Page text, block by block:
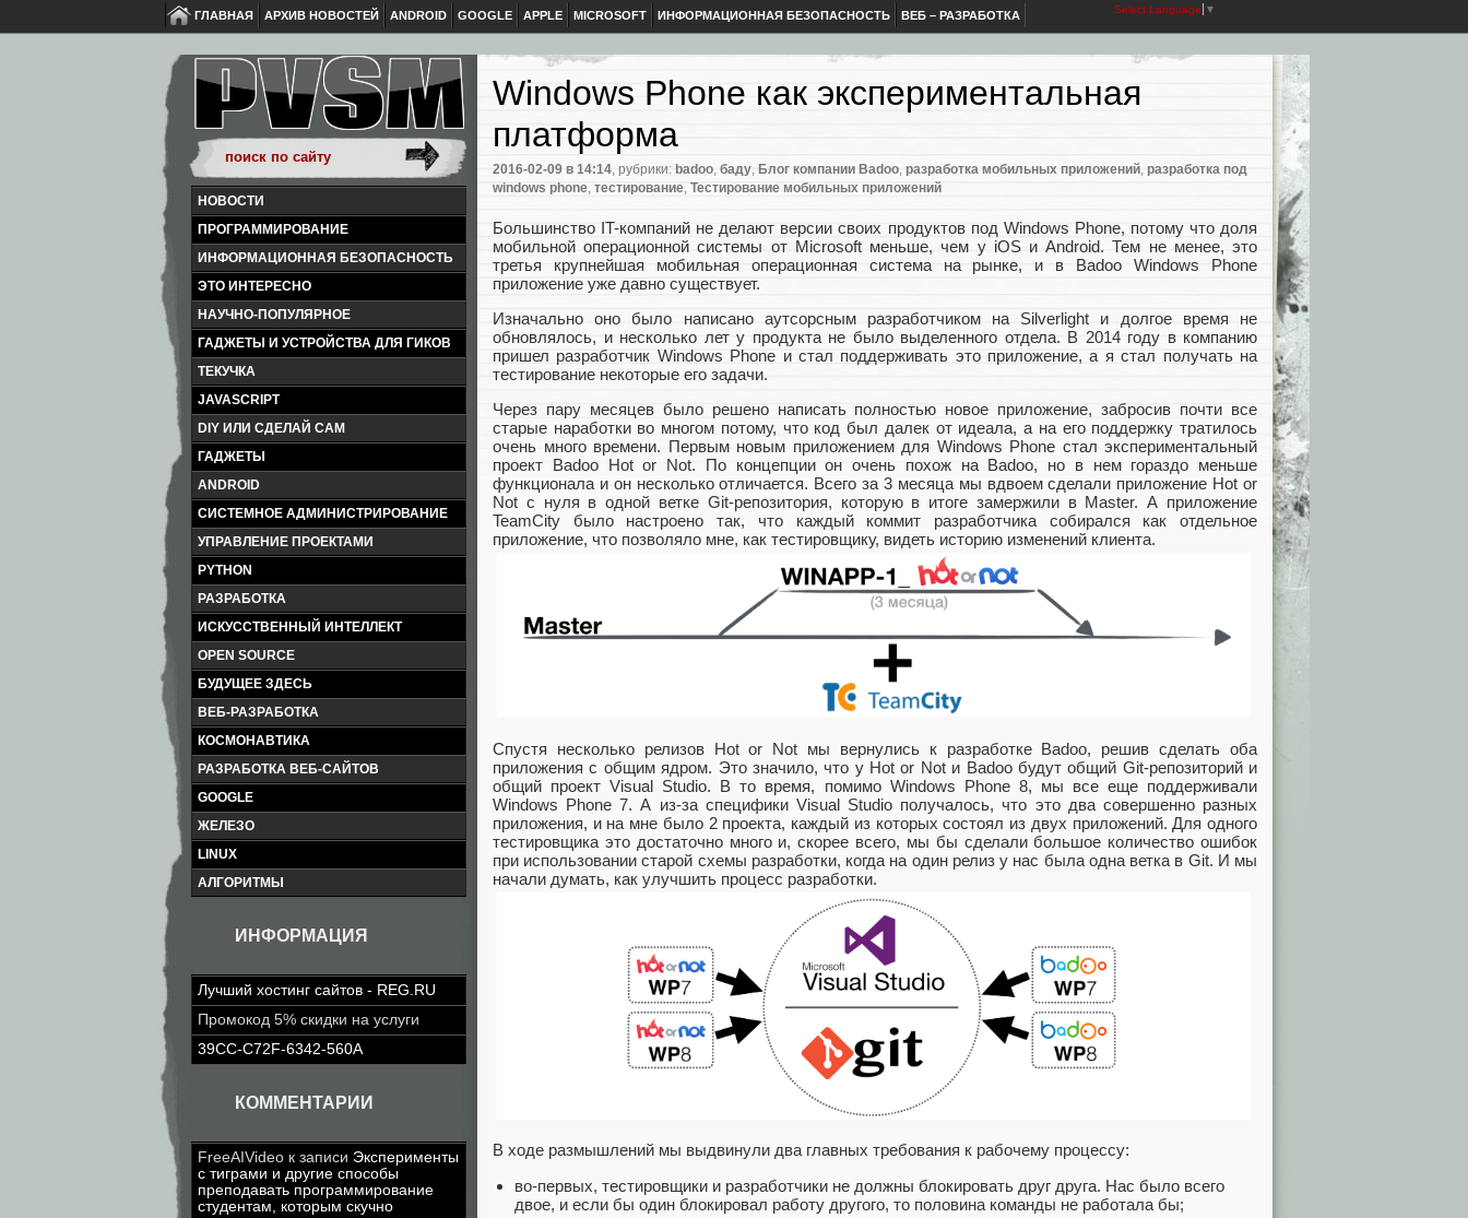
ГЛАВНАЯ АРХИВ НОВОСТЕЙ ANDROID GOOGLE APPLE MICROSOFT ИНФОРМАЦИОННАЯ БЕЗОПАСНОСТЬ ВЕБ – РАЗРАБОТКА Select Language ▼
НОВОСТИ
ПРОГРАММИРОВАНИЕ
ИНФОРМАЦИОННАЯ БЕЗОПАСНОСТЬ
ЭТО ИНТЕРЕСНО
НАУЧНО-ПОПУЛЯРНОЕ
ГАДЖЕТЫ И УСТРОЙСТВА ДЛЯ ГИКОВ
ТЕКУЧКА
JAVASCRIPT
DIY ИЛИ СДЕЛАЙ САМ
ГАДЖЕТЫ
ANDROID
СИСТЕМНОЕ АДМИНИСТРИРОВАНИЕ
УПРАВЛЕНИЕ ПРОЕКТАМИ
PYTHON
РАЗРАБОТКА
ИСКУССТВЕННЫЙ ИНТЕЛЛЕКТ
OPEN SOURCE
БУДУЩЕЕ ЗДЕСЬ
ВЕБ-РАЗРАБОТКА
КОСМОНАВТИКА
РАЗРАБОТКА ВЕБ-САЙТОВ
GOOGLE
ЖЕЛЕЗО
LINUX
АЛГОРИТМЫ
ИНФОРМАЦИЯ
Лучший хостинг сайтов - REG.RU
Промокод 5% скидки на услуги
39CC-C72F-6342-560A
КОММЕНТАРИИ
FreeAIVideo к записи Эксперименты
с тиграми и другие способы
преподавать программирование
студентам, которым скучно
Windows Phone как экспериментальная
платформа
2016-02-09 в 14:14, рубрики: badoo, баду, Блог компании Badoo, разработка мобильных приложений, разработка под
windows phone, тестирование, Тестирование мобильных приложений
Большинство IT-компаний не делают версии своих продуктов под Windows Phone, потому что доля
мобильной операционной системы от Microsoft меньше, чем у iOS и Android. Тем не менее, это
третья крупнейшая мобильная операционная система на рынке, и в Badoo Windows Phone
приложение уже давно существует.
Изначально оно было написано аутсорсным разработчиком на Silverlight и долгое время не
обновлялось, и несколько лет у продукта не было выделенного отдела. В 2014 году в компанию
пришел разработчик Windows Phone и стал поддерживать это приложение, а я стал получать на
тестирование некоторые его задачи.
Через пару месяцев было решено написать полностью новое приложение, забросив почти все
старые наработки во многом потому, что код был далек от идеала, а на его поддержку тратилось
очень много времени. Первым новым приложением для Windows Phone стал экспериментальный
проект Badoo Hot or Not. По концепции он очень похож на Badoo, но в нем гораздо меньше
функционала и он несколько отличается. Всего за 3 месяца мы вдвоем сделали приложение Hot or
Not с нуля в одной ветке Git-репозитория, которую в итоге замержили в Master. А приложение
TeamCity было настроено так, что каждый коммит разработчика собирался как отдельное
приложение, что позволяло мне, как тестировщику, видеть историю изменений клиента.
Спустя несколько релизов Hot or Not мы вернулись к разработке Badoo, решив сделать оба
приложения с общим ядром. Это значило, что у Hot or Not и Badoo будут общий Git-репозиторий и
общий проект Visual Studio. В то время, помимо Windows Phone 8, мы все еще поддерживали
Windows Phone 7. А из-за специфики Visual Studio получалось, что это два совершенно разных
приложения, и на мне было 2 проекта, каждый из которых состоял из двух приложений. Для одного
тестировщика это достаточно много и, скорее всего, мы бы сделали большое количество ошибок
при использовании старой схемы разработки, когда на один релиз у нас была одна ветка в Git. И мы
начали думать, как улучшить процесс разработки.
В ходе размышлений мы выдвинули два главных требования к рабочему процессу:
во-первых, тестировщики и разработчики не должны блокировать друг друга. Нас было всего
двое, и если бы один блокировал работу другого, то половина команды не работала бы;